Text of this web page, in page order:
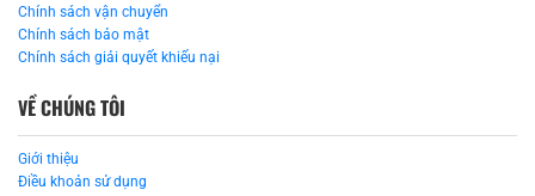
Chính sách vận chuyển
Chính sách bảo mật
Chính sách giải quyết khiếu nại
VỀ CHÚNG TÔI
Giới thiệu
Điều khoản sử dụng